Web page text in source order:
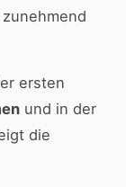
ersten
und in der
die